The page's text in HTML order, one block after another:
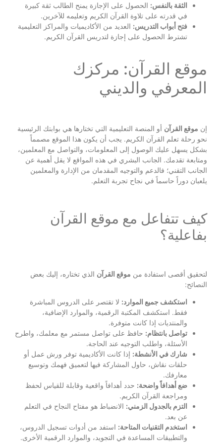
الثقة بالنفس: الحصول على الإجازة يمنح الطالب ثقة كبيرة
في قدرته على تلاوة القرآن الكريم وتعليمه للآخرين.
فتح أبواب التدريس: العديد من الأكاديميات والمراكز التعليمية
تشترط الحصول على إجازة لتدريس القرآن الكريم.
موقع القرآن: مركزك
المعرفي والديني
إن موقع القرآن أو المنصة التعليمية التي تختارها هي بوابتك الرئيسية
نحو رحلة تعلم القرآن الكريم. يجب أن يكون هذا الموقع مصمماً
بشكل يسهل عليك الوصول إلى المعلومات، والتواصل مع المعلمين،
ومتابعة تقدمك. الجانب البشري في هذه المواقع لا يقل أهمية عن
الجانب التقني؛ فالدعم والتوجيه المقدمان من الإدارة والمعلمين
يلعبان دوراً حاسماً في نجاح تجربة التعلم.
كيف تتفاعل مع موقع القرآن
بفاعلية؟
لتحقيق أقصى استفادة من موقع القرآن الذي تختاره، إليك بعض
النصائح:
استكشف جميع الموارد: لا تقتصر على الدروس المباشرة
فقط. استكشف المكتبة الرقمية، والموارد الإضافية،
والمنتديات إذا كانت متوفرة.
تواصل بانتظام: حافظ على تواصل مستمر مع معلمك، واطرح
الأسئلة، واطلب التوجيه عند الحاجة.
شارك في الأنشطة: إذا كانت الأكاديمية توفر ورش عمل أو
حلقات نقاش، حاول المشاركة فيها لتعميق فهمك وتوسيع
معارفك.
ضع أهدافاً واضحة: حدد أهدافاً واقعية وقابلة للقياس لحفظ
ومراجعة القرآن الكريم.
التزم بالجدول الزمني: الانضباط هو مفتاح النجاح في التعلم
عن بعد.
استخدم التقنيات المتاحة: استفد من أدوات تسجيل الدروس،
والتطبيقات المساعدة في التجويد، والموارد الرقمية الأخرى.